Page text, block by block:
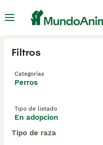
Filtros
Categorías
Perros
Tipo de listado
En adopcion
Tipo de raza